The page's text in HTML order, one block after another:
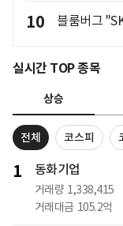
10 블룸버그
실시간 TOP 종목
상승
전체 코스피
1 동화기업
거래량 1,338,415
거래대금 105.2억